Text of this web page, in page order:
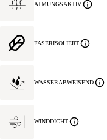
ATMUNGSAKTIV
FASERISOLIERT
WASSERABWEISEND
WINDDICHT